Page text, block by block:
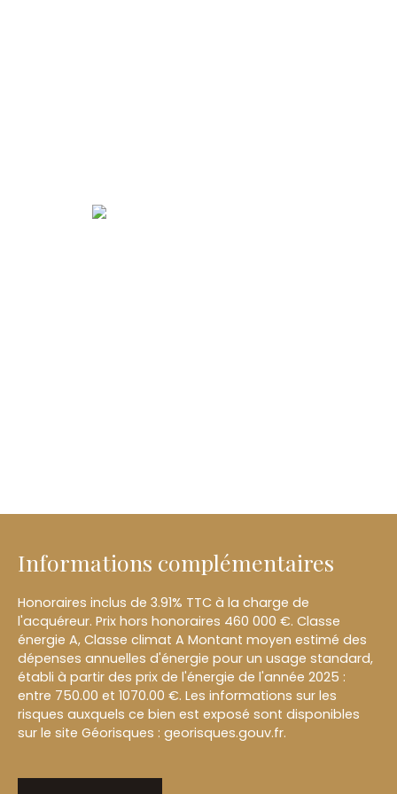
Informations complémentaires
Honoraires inclus de 3.91% TTC à la charge de
l'acquéreur. Prix hors honoraires 460 000 €. Classe
énergie A, Classe climat A Montant moyen estimé des
dépenses annuelles d'énergie pour un usage standard,
établi à partir des prix de l'énergie de l'année 2025 :
entre 750.00 et 1070.00 €. Les informations sur les
risques auxquels ce bien est exposé sont disponibles
sur le site Géorisques : georisques.gouv.fr.